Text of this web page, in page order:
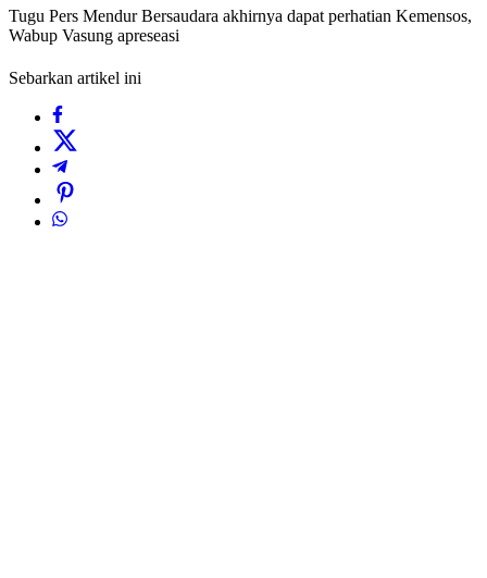
Tugu Pers Mendur Bersaudara akhirnya dapat perhatian Kemensos,
Wabup Vasung apreseasi
Sebarkan artikel ini